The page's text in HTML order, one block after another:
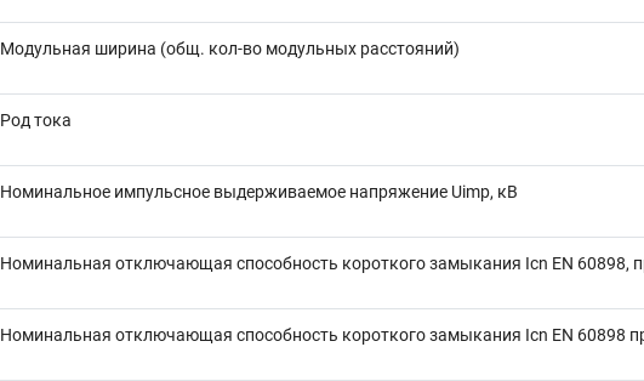
Модульная ширина (общ. кол-во модульных расстояний)
Род тока
Номинальное импульсное выдерживаемое напряжение Uimp, кВ
Номинальная отключающая способность короткого замыкания Icn EN 60898,
Номинальная отключающая способность короткого замыкания Icn EN 60898